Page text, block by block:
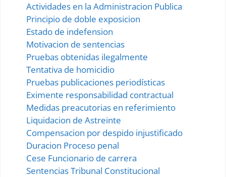
Actividades en la Administracion Publica
Principio de doble exposicion
Estado de indefension
Motivacion de sentencias
Pruebas obtenidas ilegalmente
Tentativa de homicidio
Pruebas publicaciones periodísticas
Eximente responsabilidad contractual
Medidas preacutorias en referimiento
Liquidacion de Astreinte
Compensacion por despido injustificado
Duracion Proceso penal
Cese Funcionario de carrera
Sentencias Tribunal Constitucional